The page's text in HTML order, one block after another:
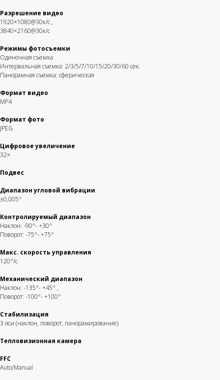
Разрешение видео
1920×1080@30к/с ,
3840×2160@30к/с
Режимы фотосъемки
Одиночная съемка
Интервальная съемка: 2/3/5/7/10/15/20/30/60 сек.
Панорамная съемка: сферическая
Формат видео
MP4
Формат фото
JPEG
Цифровое увеличение
32×
Подвес
Диапазон угловой вибрации
±0,005°
Контролируемый диапазон
Наклон: -90°- +30°
Поворот: -75°- +75°
Макс. скорость управления
120°/с
Механический диапазон
Наклон: -135°- +45° ,
Поворот: -100°- +100°
Стабилизация
3 оси (наклон, поворот, панорамирование)
Тепловизионная камера
FFC
Auto/Manual